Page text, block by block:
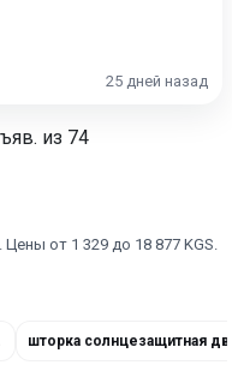
25 дней назад
из 74
от 1 329 до 18 877 KGS.